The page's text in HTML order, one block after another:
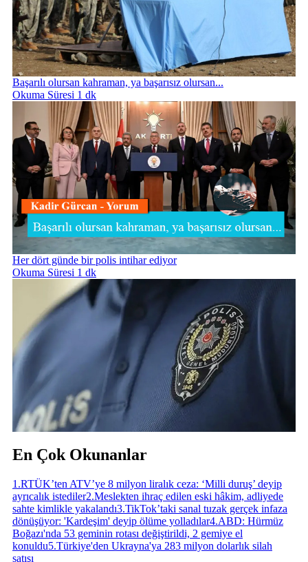
Başarılı olursan kahraman, ya başarısız olursan...
Okuma Süresi 1 dk
Her dört günde bir polis intihar ediyor
Okuma Süresi 1 dk
En Çok Okunanlar
1 .RTÜK’ten ATV’ye 8 milyon liralık ceza: ‘Milli duruş’ deyip
ayrıcalık istediler2.Meslekten ihraç edilen eski hâkim, adliyede
sahte kimlikle yakalandı3.TikTok’taki sanal tuzak gerçek infaza
dönüşüyor: 'Kardeşim' deyip ölüme yolladılar4.ABD: Hürmüz
Boğazı'nda 53 geminin rotası değiştirildi, 2 gemiye el
konuldu5.Türkiye'den Ukrayna'ya 283 milyon dolarlık silah
satışı